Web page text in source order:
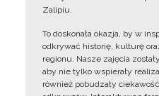
Zalipiu.
To doskonała okazja, by w
odkrywać historię, kulturę
regionu. Nasze zajęcia
aby nie tylko wspierały
również pobudzały